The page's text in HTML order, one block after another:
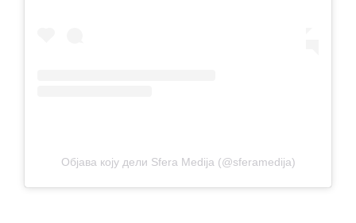
Објава коју дели Sfera Medija (@sferamedija)